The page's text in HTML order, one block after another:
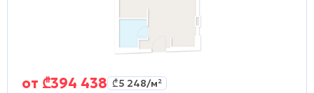
от ₾394 438 ₾5 248/м²